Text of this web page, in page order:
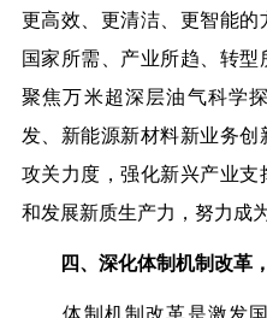
更高效、更清洁、更智能
国家所需、产业所趋、转
聚焦万米超深层油气科学
发、新能源新材料新业务
攻关力度，强化新兴产业
和发展新质生产力，努力成
四、深化体制机制改革，
体制机制改革是激发国